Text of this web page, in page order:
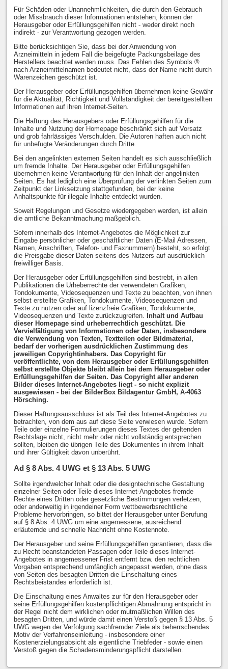
Für Schäden oder Unannehmlichkeiten, die durch den Gebrauch
oder Missbrauch dieser Informationen entstehen, können der
Herausgeber oder Erfüllungsgehilfen nicht - weder direkt noch
indirekt - zur Verantwortung gezogen werden.
Bitte berücksichtigen Sie, dass bei der Anwendung von
Arzneimitteln in jedem Fall die beigefügte Packungsbeilage des
Herstellers beachtet werden muss. Das Fehlen des Symbols ®
nach Arzneimittelnamen bedeutet nicht, dass der Name nicht durch
Warenzeichen geschützt ist.
Der Herausgeber oder Erfüllungsgehilfen übernehmen keine Gewähr
für die Aktualität, Richtigkeit und Vollständigkeit der bereitgestellten
Informationen auf ihren Internet-Seiten.
Die Haftung des Herausgebers oder Erfüllungsgehilfen für die
Inhalte und Nutzung der Homepage beschränkt sich auf Vorsatz
und grob fahrlässiges Verschulden. Die Autoren haften auch nicht
für unbefugte Veränderungen durch Dritte.
Bei den angelinkten externen Seiten handelt es sich ausschließlich
um fremde Inhalte. Der Herausgeber oder Erfüllungsgehilfen
übernehmen keine Verantwortung für den Inhalt der angelinkten
Seiten. Es hat lediglich eine Überprüfung der verlinkten Seiten zum
Zeitpunkt der Linksetzung stattgefunden, bei der keine
Anhaltspunkte für illegale Inhalte entdeckt wurden.
Soweit Regelungen und Gesetze wiedergegeben werden, ist allein
die amtliche Bekanntmachung maßgeblich.
Sofern innerhalb des Internet-Angebotes die Möglichkeit zur
Eingabe persönlicher oder geschäftlicher Daten (E-Mail Adressen,
Namen, Anschriften, Telefon- und Faxnummern) besteht, so erfolgt
die Preisgabe dieser Daten seitens des Nutzers auf ausdrücklich
freiwilliger Basis.
Der Herausgeber oder Erfüllungsgehilfen sind bestrebt, in allen
Publikationen die Urheberrechte der verwendeten Grafiken,
Tondokumente, Videosequenzen und Texte zu beachten, von ihnen
selbst erstellte Grafiken, Tondokumente, Videosequenzen und
Texte zu nutzen oder auf lizenzfreie Grafiken, Tondokumente,
Videosequenzen und Texte zurückzugreifen.
Inhalt und Aufbau
dieser Homepage sind urheberrechtlich geschützt. Die
Vervielfältigung von Informationen oder Daten, insbesondere
die Verwendung von Texten, Textteilen oder Bildmaterial,
bedarf der vorherigen ausdrücklichen Zustimmung des
jeweiligen Copyrightinhabers. Das Copyright für
veröffentlichte, von dem Herausgeber oder Erfüllungsgehilfen
selbst erstellte Objekte bleibt allein bei dem Herausgeber oder
Erfüllungsgehilfen der Seiten. Das Copyright aller anderen
Bilder dieses Internet-Angebotes liegt - so nicht explizit
ausgewiesen - bei der BilderBox Bildagentur GmbH, A-4063
Hörsching.
Dieser Haftungsausschluss ist als Teil des Internet-Angebotes zu
betrachten, von dem aus auf diese Seite verwiesen wurde. Sofern
Teile oder einzelne Formulierungen dieses Textes der geltenden
Rechtslage nicht, nicht mehr oder nicht vollständig entsprechen
sollten, bleiben die übrigen Teile des Dokumentes in ihrem Inhalt
und ihrer Gültigkeit davon unberührt.
Ad § 8 Abs. 4 UWG et § 13 Abs. 5 UWG
Sollte irgendwelcher Inhalt oder die designtechnische Gestaltung
einzelner Seiten oder Teile dieses Internet-Angebotes fremde
Rechte eines Dritten oder gesetzliche Bestimmungen verletzen,
oder anderweitig in irgendeiner Form wettbewerbsrechtliche
Probleme hervorbringen, so bittet der Herausgeber unter Berufung
auf § 8 Abs. 4 UWG um eine angemessene, ausreichend
erläuternde und schnelle Nachricht ohne Kostennote.
Der Herausgeber und seine Erfüllungsgehilfen garantieren, dass die
zu Recht beanstandeten Passagen oder Teile dieses Internet-
Angebotes in angemessener Frist entfernt bzw. den rechtlichen
Vorgaben entsprechend umfänglich angepasst werden, ohne dass
von Seiten des besagten Dritten die Einschaltung eines
Rechtsbeistandes erforderlich ist.
Die Einschaltung eines Anwaltes zur für den Herausgeber oder
seine Erfüllungsgehilfen kostenpflichtigen Abmahnung entspricht in
der Regel nicht dem wirklichen oder mutmaßlichen Willen des
besagten Dritten, und würde damit einen Verstoß gegen § 13 Abs. 5
UWG wegen der Verfolgung sachfremder Ziele als beherrschendes
Motiv der Verfahrenseinleitung - insbesondere einer
Kostenerzielungsabsicht als eigentliche Triebfeder - sowie einen
Verstoß gegen die Schadensminderungspflicht darstellen.